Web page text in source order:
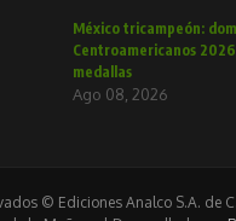
México tricampeón:
Centroamericanos
medallas
Ago 08, 2026
© Ediciones Analco S.A. de